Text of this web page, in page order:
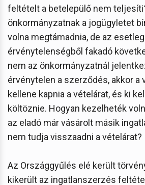
feltételt a betelepülő nem
önkormányzatnak a jogügyletet
volna megtámadnia, de az
érvénytelenségből fakadó
nem az önkormányzatnál
érvénytelen a szerződés, akkor a
kellene kapnia a vételárat, és ki
költöznie. Hogyan kezelheték
az eladó már vásárolt másik
nem tudja visszaadni a vételárat?
Az Országgyűlés elé került
kikerült az ingatlanszerzés